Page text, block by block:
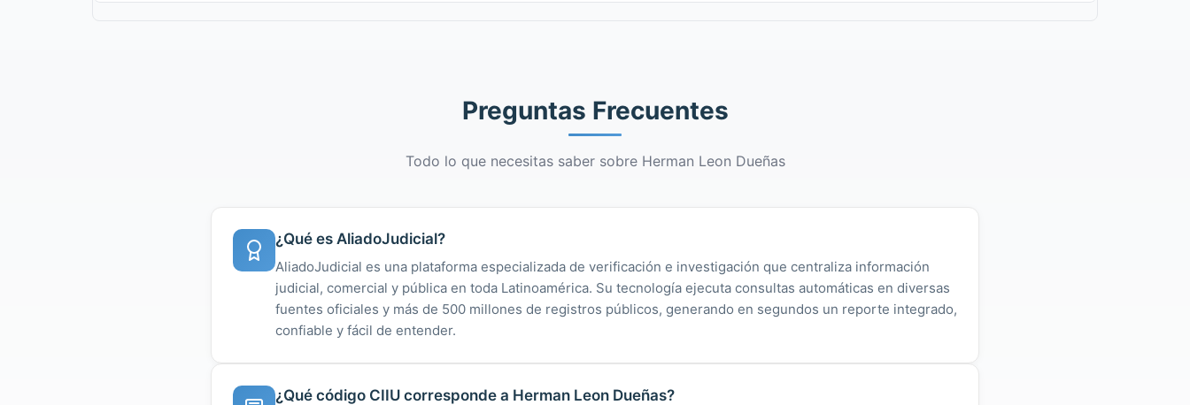
Preguntas Frecuentes
Todo lo que necesitas saber sobre Herman Leon Dueñas
¿Qué es AliadoJudicial?
AliadoJudicial es una plataforma especializada de verificación e investigación que centraliza información
judicial, comercial y pública en toda Latinoamérica. Su tecnología ejecuta consultas automáticas en diversas
fuentes oficiales y más de 500 millones de registros públicos, generando en segundos un reporte integrado,
confiable y fácil de entender.
¿Qué código CIIU corresponde a Herman Leon Dueñas?